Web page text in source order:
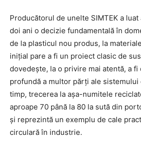
Producătorul de unelte SIMTEK a
doi ani o decizie fundamentală în
de la plasticul nou produs, la
inițial pare a fi un proiect clasic de
dovedește, la o privire mai atentă, a fi
profundă a multor părți ale sistemului
timp, trecerea la așa-numitele
aproape 70 până la 80 la sută din
și reprezintă un exemplu de cale
circulară în industrie.